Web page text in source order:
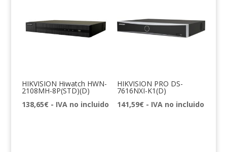
HIKVISION Hiwatch HWN-
2108MH-8P(STD)(D)
138,65€ - IVA no incluido
HIKVISION PRO DS-
7616NXI-K1(D)
141,59€ - IVA no incluido